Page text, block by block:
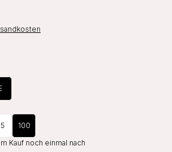
100
Kauf noch einmal nach